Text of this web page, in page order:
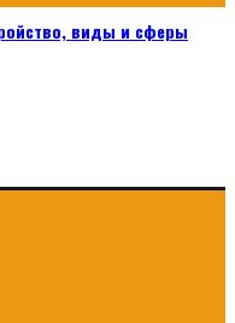
виды и сферы